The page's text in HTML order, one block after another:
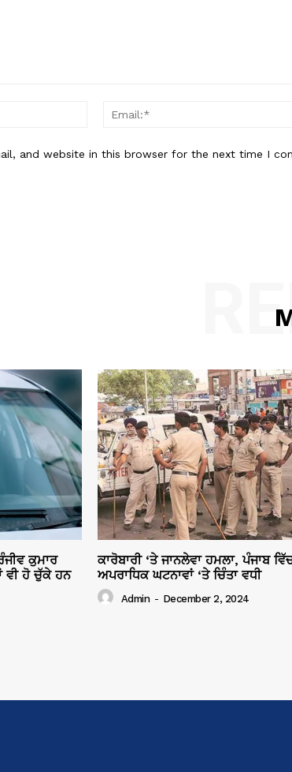
Name:*
and website in this browser for the next time I
ਕੁਮਾਰ
ਵੀ ਹੋ ਚੁੱਕੇ ਹਨ
ਕਾਰੋਬਾਰੀ ‘ਤੇ ਜਾਨਲੇਵਾ ਹਮਲਾ, ਪੰਜਾਬ
ਅਪਰਾਧਿਕ ਘਟਨਾਵਾਂ ‘ਤੇ ਚਿੰਤਾ ਵਧੀ
Admin - December 2, 2024